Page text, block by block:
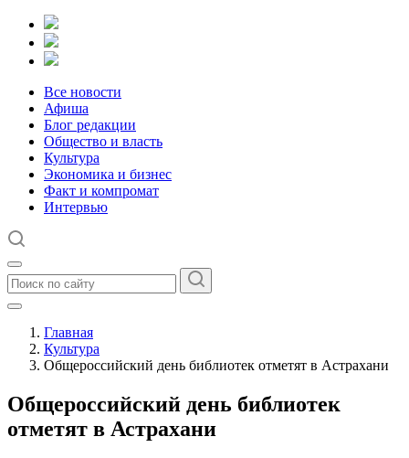
Все новости
Афиша
Блог редакции
Общество и власть
Культура
Экономика и бизнес
Факт и компромат
Интервью
Главная
Культура
Общероссийский день библиотек отметят в Астрахани
Общероссийский день библиотек
отметят в Астрахани